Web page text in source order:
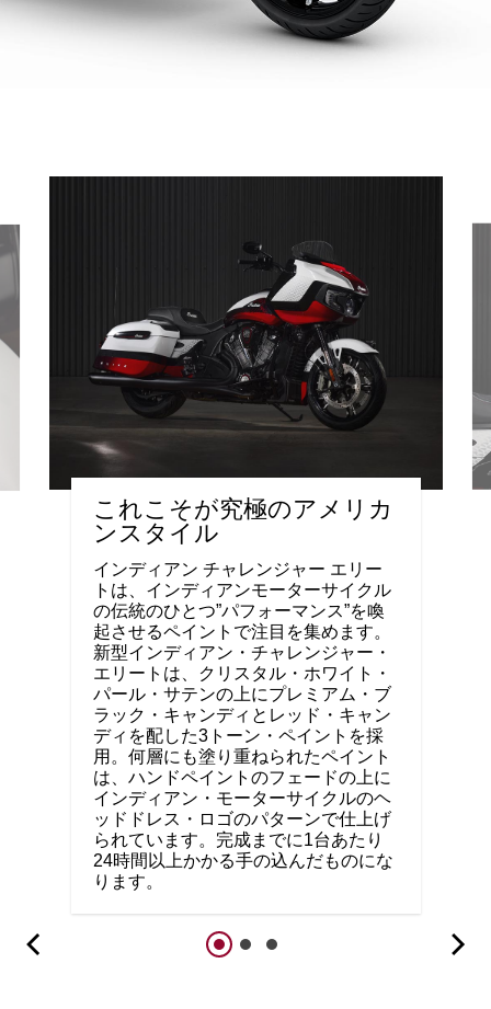
これこそが究極のアメリカ
ンスタイル
インディアン チャレンジャー エリー
トは、インディアンモーターサイクル
の伝統のひとつ”パフォーマンス”を喚
起させるペイントで注目を集めます。
新型インディアン・チャレンジャー・
エリートは、クリスタル・ホワイト・
パール・サテンの上にプレミアム・ブ
ラック・キャンディとレッド・キャン
ディを配した3トーン・ペイントを採
用。何層にも塗り重ねられたペイント
は、ハンドペイントのフェードの上に
インディアン・モーターサイクルのヘ
ッドドレス・ロゴのパターンで仕上げ
られています。完成までに1台あたり
24時間以上かかる手の込んだものにな
ります。